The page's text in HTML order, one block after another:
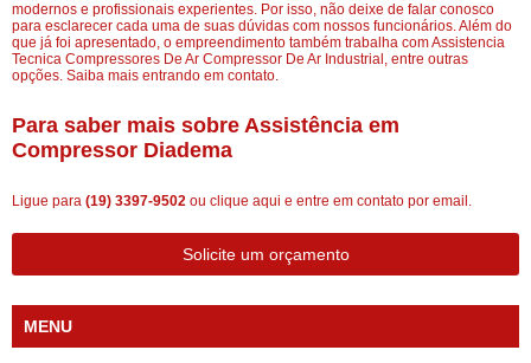
modernos e profissionais experientes. Por isso, não deixe de falar conosco
para esclarecer cada uma de suas dúvidas com nossos funcionários. Além do
que já foi apresentado, o empreendimento também trabalha com Assistencia
Tecnica Compressores De Ar Compressor De Ar Industrial, entre outras
opções. Saiba mais entrando em contato.
Para saber mais sobre Assistência em
Compressor Diadema
Ligue para (19) 3397-9502 ou clique aqui e entre em contato por email.
Solicite um orçamento
MENU